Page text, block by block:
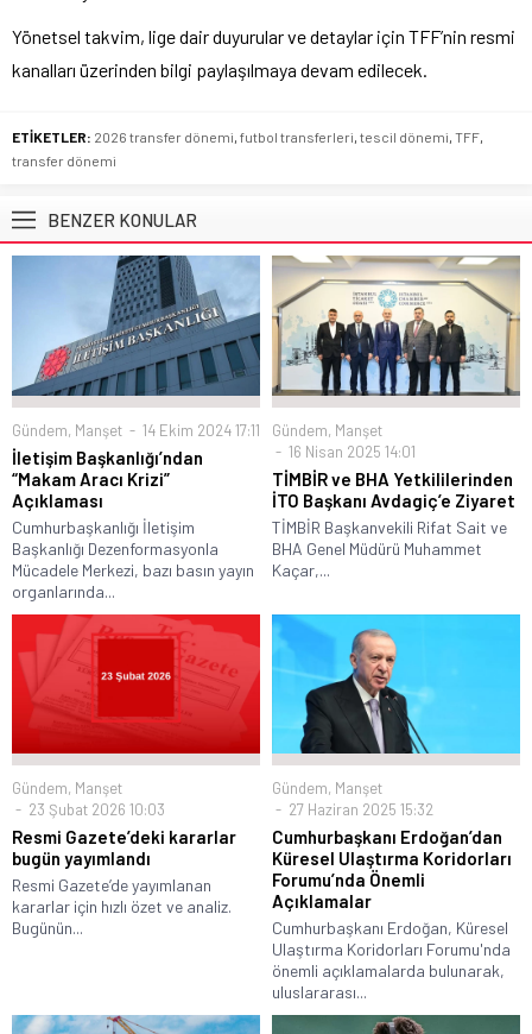
Yönetsel takvim, lige dair duyurular ve detaylar için TFF’nin resmi
kanalları üzerinden bilgi paylaşılmaya devam edilecek.
ETİKETLER: 2026 transfer dönemi, futbol transferleri, tescil dönemi, TFF,
transfer dönemi
BENZER KONULAR
Gündem, Manşet 14 Ekim 2024 17:11
İletişim Başkanlığı’ndan
“Makam Aracı Krizi”
Açıklaması
Cumhurbaşkanlığı İletişim
Başkanlığı Dezenformasyonla
Mücadele Merkezi, bazı basın yayın
organlarında...
Gündem, Manşet
16 Nisan 2025 14:01
TİMBİR ve BHA Yetkililerinden
İTO Başkanı Avdagiç’e Ziyaret
TİMBİR Başkanvekili Rifat Sait ve
BHA Genel Müdürü Muhammet
Kaçar,...
Gündem, Manşet
23 Şubat 2026 10:03
Resmi Gazete’deki kararlar
bugün yayımlandı
Resmi Gazete’de yayımlanan
kararlar için hızlı özet ve analiz.
Bugünün...
Gündem, Manşet
27 Haziran 2025 15:32
Cumhurbaşkanı Erdoğan’dan
Küresel Ulaştırma Koridorları
Forumu’nda Önemli
Açıklamalar
Cumhurbaşkanı Erdoğan, Küresel
Ulaştırma Koridorları Forumu'nda
önemli açıklamalarda bulunarak,
uluslararası...